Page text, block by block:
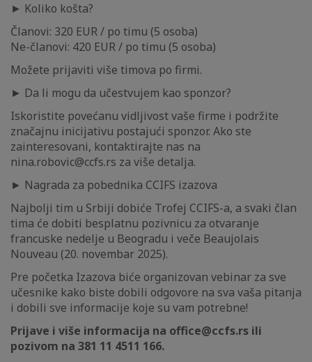
► Koliko košta?
Članovi: 320 EUR / po timu (5 osoba)
Ne-članovi: 420 EUR / po timu (5 osoba)
Možete prijaviti više timova po firmi.
► Da li mogu da učestvujem kao sponzor?
Iskoristite povećanu vidljivost vaše firme i podržite
značajnu inicijativu postajući sponzor. Ako ste
zainteresovani, kontaktirajte nas na
nina.robovic@ccfs.rs za više detalja.
► Nagrada za pobednika CCIFS izazova
Najbolji tim u Srbiji dobiće Trofej CCIFS-a, a svaki član
tima će dobiti besplatnu pozivnicu za otvaranje
francuske nedelje u Beogradu i veče Beaujolais
Nouveau (20. novembar 2025).
Pre početka Izazova biće organizovan vebinar za sve
učesnike kako biste dobili odgovore na sva vaša pitanja
i dobili sve informacije koje su vam potrebne!
Prijave i više informacija na office@ccfs.rs ili
pozivom na 381 11 4511 166.